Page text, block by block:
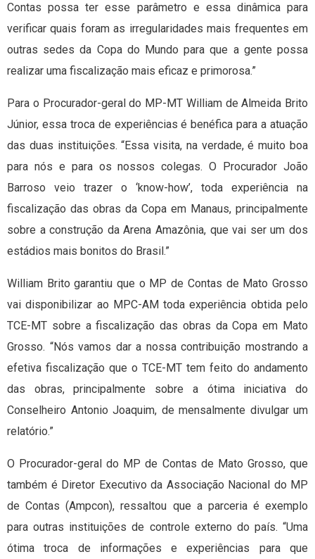
Contas possa ter esse parâmetro e essa dinâmica para
verificar quais foram as irregularidades mais frequentes em
outras sedes da Copa do Mundo para que a gente possa
realizar uma fiscalização mais eficaz e primorosa.”
Para o Procurador-geral do MP-MT William de Almeida Brito
Júnior, essa troca de experiências é benéfica para a atuação
das duas instituições. “Essa visita, na verdade, é muito boa
para nós e para os nossos colegas. O Procurador João
Barroso veio trazer o ‘know-how’, toda experiência na
fiscalização das obras da Copa em Manaus, principalmente
sobre a construção da Arena Amazônia, que vai ser um dos
estádios mais bonitos do Brasil.”
William Brito garantiu que o MP de Contas de Mato Grosso
vai disponibilizar ao MPC-AM toda experiência obtida pelo
TCE-MT sobre a fiscalização das obras da Copa em Mato
Grosso. “Nós vamos dar a nossa contribuição mostrando a
efetiva fiscalização que o TCE-MT tem feito do andamento
das obras, principalmente sobre a ótima iniciativa do
Conselheiro Antonio Joaquim, de mensalmente divulgar um
relatório.”
O Procurador-geral do MP de Contas de Mato Grosso, que
também é Diretor Executivo da Associação Nacional do MP
de Contas (Ampcon), ressaltou que a parceria é exemplo
para outras instituições de controle externo do país. “Uma
ótima troca de informações e experiências para que